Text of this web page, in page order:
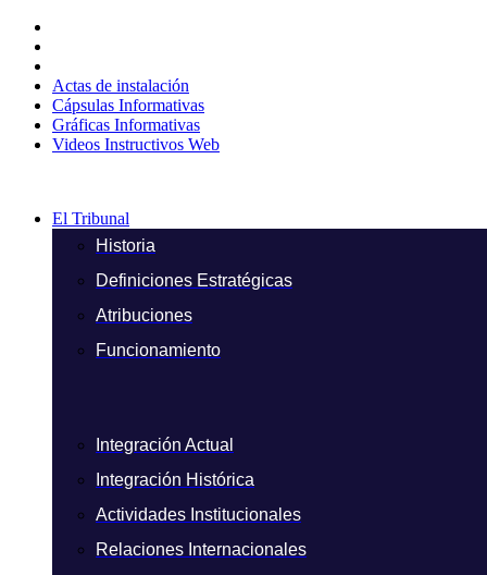
contenido
Actas de instalación
Cápsulas Informativas
Gráficas Informativas
Videos Instructivos Web
El Tribunal
Historia
Definiciones Estratégicas
Atribuciones
Funcionamiento
Integración Actual
Integración Histórica
Actividades Institucionales
Relaciones Internacionales